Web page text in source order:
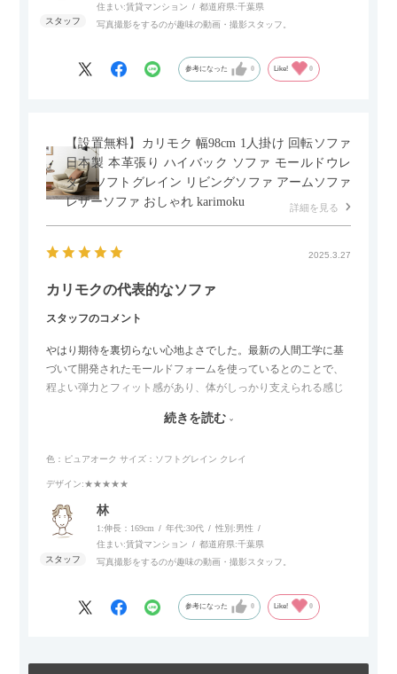
住まい:賃貸マンション 都道府県:千葉県
写真撮影をするのが趣味の動画・撮影スタッフ。
参考になった 0 Like! 0
【設置無料】カリモク 幅98cm 1人掛け 回転ソファ
日本製 本革張り ハイバック ソファ モールドウレ
タン ソフトグレイン リビングソファ アームソファ
レザーソファ おしゃれ karimoku
詳細を見る
2025.3.27
カリモクの代表的なソファ
スタッフのコメント
やはり期待を裏切らない心地よさでした。最新の人間工学に基
づいて開発されたモールドフォームを使っているとのことで、
程よい弾力とフィット感があり、体がしっかり支えられる感じ
リラックスタイムによさそうでした。回転タイプなので、個人
す。
続きを読む
色：ピュアオーク サイズ：ソフトグレイン クレイ
デザイン:★★★★★
林
1:伸長：169cm 年代:30代 性別:男性
住まい:賃貸マンション 都道府県:千葉県
写真撮影をするのが趣味の動画・撮影スタッフ。
参考になった 0 Like! 0